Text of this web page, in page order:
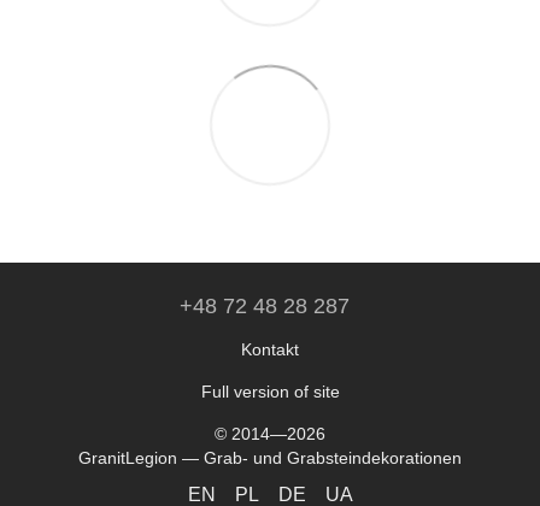
+48 72 48 28 287
Kontakt
Full version of site
© 2014—2026
GranitLegion — Grab- und Grabsteindekorationen
EN PL DE UA